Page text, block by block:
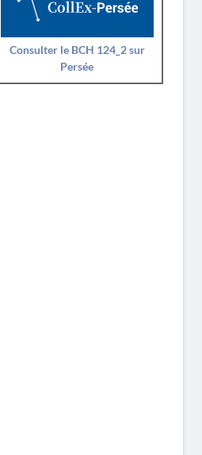
Consulter le BCH 124_2 sur
Persée